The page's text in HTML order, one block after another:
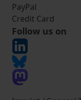
PayPal
Credit Card
Follow us on